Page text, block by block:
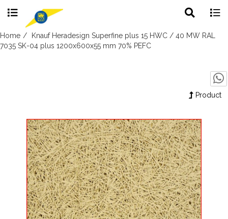
Skip
to
search
Home
Knauf Heradesign Superfine plus 15 HWC / 40 MW RAL
7035 SK-04 plus 1200x600x55 mm 70% PEFC
Product